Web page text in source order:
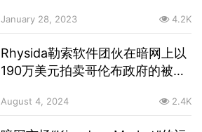
January 28, 2023 4.2K
Rhysida勒索软件团伙在暗网上以
190万美元拍卖哥伦布政府的被盗
August 4, 2024 2.4K